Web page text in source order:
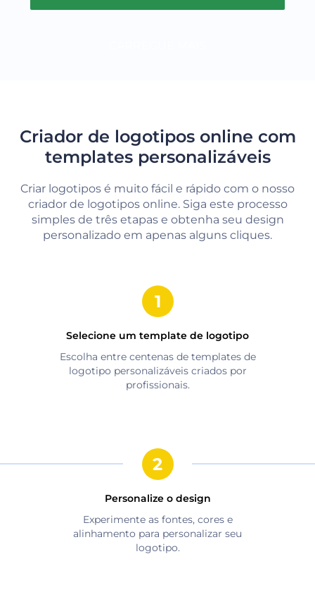
Criador de logotipos online com
templates personalizáveis
Criar logotipos é muito fácil e rápido com o nosso
criador de logotipos online. Siga este processo
simples de três etapas e obtenha seu design
personalizado em apenas alguns cliques.
Selecione um template de logotipo
Escolha entre centenas de templates de
logotipo personalizáveis criados por
profissionais.
Personalize o design
Experimente as fontes, cores e
alinhamento para personalizar seu
logotipo.